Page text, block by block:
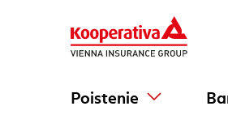
Poistenie